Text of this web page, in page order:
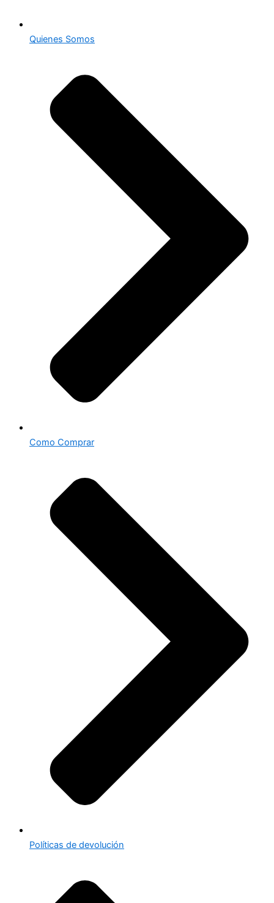
Quienes Somos
Como Comprar
Políticas de devolución